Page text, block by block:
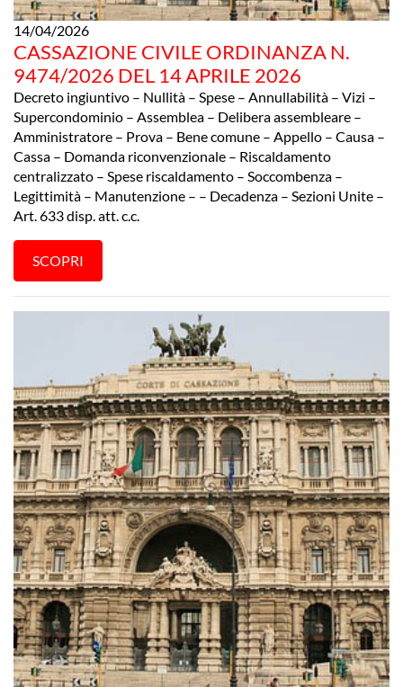
14/04/2026
CASSAZIONE CIVILE ORDINANZA N.
9474/2026 DEL 14 APRILE 2026
Decreto ingiuntivo – Nullità – Spese – Annullabilità – Vizi –
Supercondominio – Assemblea – Delibera assembleare –
Amministratore – Prova – Bene comune – Appello – Causa –
Cassa – Domanda riconvenzionale – Riscaldamento
centralizzato – Spese riscaldamento – Soccombenza –
Legittimità – Manutenzione – – Decadenza – Sezioni Unite –
Art. 633 disp. att. c.c.
SCOPRI